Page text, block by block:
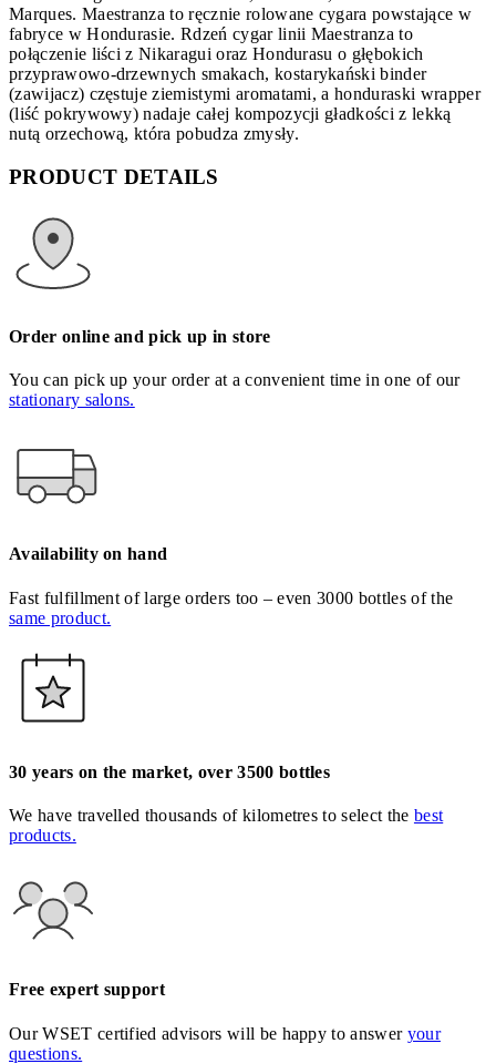
Marques. Maestranza to ręcznie rolowane cygara powstające w
fabryce w Hondurasie. Rdzeń cygar linii Maestranza to
połączenie liści z Nikaragui oraz Hondurasu o głębokich
przyprawowo-drzewnych smakach, kostarykański binder
(zawijacz) częstuje ziemistymi aromatami, a honduraski wrapper
(liść pokrywowy) nadaje całej kompozycji gładkości z lekką
nutą orzechową, która pobudza zmysły.
PRODUCT DETAILS
Order online and pick up in store
You can pick up your order at a convenient time in one of our
stationary salons.
Availability on hand
Fast fulfillment of large orders too – even 3000 bottles of the
same product.
30 years on the market, over 3500 bottles
We have travelled thousands of kilometres to select the best
products.
Free expert support
Our WSET certified advisors will be happy to answer your
questions.